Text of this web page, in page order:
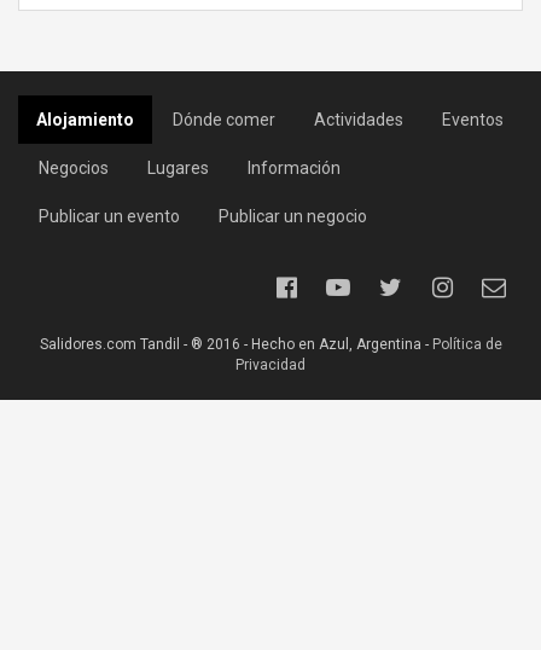
Alojamiento Dónde comer Actividades Eventos
Negocios Lugares Información
Publicar un evento Publicar un negocio
Salidores.com Tandil - ® 2016 - Hecho en Azul, Argentina - Política de
Privacidad